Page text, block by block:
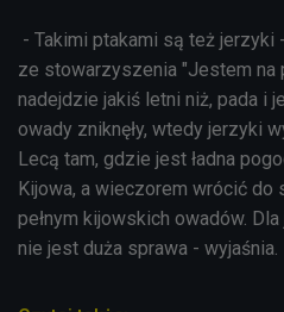
- Takimi ptakami są też jerzyki
ze stowarzyszenia "Jestem na
nadejdzie jakiś letni niż, pada i
owady zniknęły, wtedy jerzyki
Lecą tam, gdzie jest ładna
Kijowa, a wieczorem wrócić
pełnym kijowskich owadów.
nie jest duża sprawa - wyjaśnia.